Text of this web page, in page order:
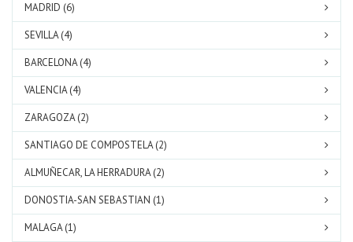
MADRID (6)
SEVILLA (4)
BARCELONA (4)
VALENCIA (4)
ZARAGOZA (2)
SANTIAGO DE COMPOSTELA (2)
ALMUÑECAR, LA HERRADURA (2)
DONOSTIA-SAN SEBASTIAN (1)
MALAGA (1)